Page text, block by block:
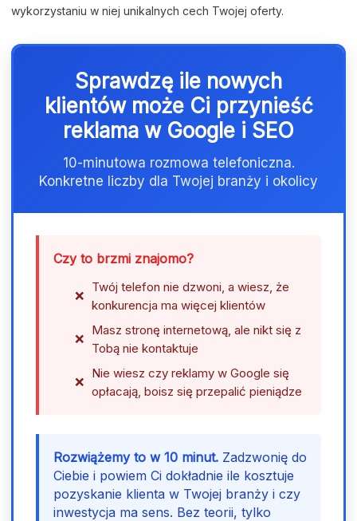
wykorzystaniu w niej unikalnych cech Twojej oferty.
Sprawdzę ile nowych
klientów może Ci przynieść
reklama w Google i SEO
10-minutowa rozmowa telefoniczna.
Konkretne liczby dla Twojej branży i okolicy
Czy to brzmi znajomo?
Twój telefon nie dzwoni, a wiesz, że
konkurencja ma więcej klientów
Masz stronę internetową, ale nikt się z
Tobą nie kontaktuje
Nie wiesz czy reklamy w Google się
opłacają, boisz się przepalić pieniądze
Rozwiążemy to w 10 minut. Zadzwonię do
Ciebie i powiem Ci dokładnie ile kosztuje
pozyskanie klienta w Twojej branży i czy
inwestycja ma sens. Bez teorii, tylko